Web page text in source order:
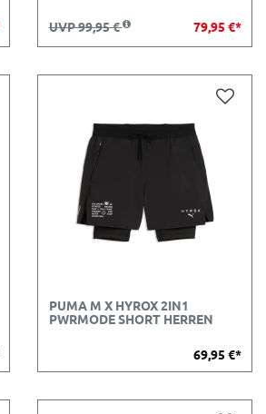
UVP 99,95 € 79,95 €*
PUMA M X HYROX 2IN1
PWRMODE SHORT HERREN
69,95 €*